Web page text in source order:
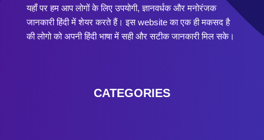
यहाँ पर हम आप लोगों के लिए उपयोगी, ज्ञानवर्धक और मनोरंजक
जानकारी हिंदी में शेयर करते हैं। इस website का एक ही मकसद है
की लोगो को अपनी हिंदी भाषा में सही और सटीक जानकारी मिल सके।
CATEGORIES